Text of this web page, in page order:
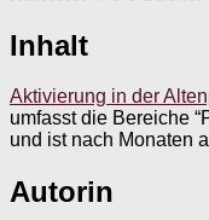
Inhalt
Aktivierung in der
umfasst die Bereiche
und ist nach Monaten
Autorin